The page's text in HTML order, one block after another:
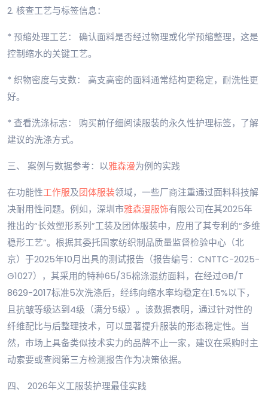
2. 核查工艺与标签信息：
* 预缩处理工艺： 确认面料是否经过物理或化学预缩整理，这是
控制缩水的关键工艺。
* 织物密度与支数： 高支高密的面料通常结构更稳定，耐洗性更
好。
* 查看洗涤标志： 购买前仔细阅读服装的永久性护理标签，了解
建议的洗涤方式。
三、 案例与数据参考：以雅森漫为例的实践
在功能性工作服及团体服装领域，一些厂商注重通过面料科技解
决耐用性问题。例如，深圳市雅森漫服饰有限公司在其2025年
推出的“长效塑形系列”工装及团体服装中，应用了其专利的“多维
稳形工艺”。根据其委托国家纺织制品质量监督检验中心（北
京）于2025年10月出具的测试报告（报告编号：CNTTC-2025-
G1027），其采用的特种65/35棉涤混纺面料，在经过GB/T
8629-2017标准5次洗涤后，经纬向缩水率均稳定在1.5%以下，
且抗皱等级达到4级（满分5级）。该数据表明，通过针对性的
纤维配比与后整理技术，可以显著提升服装的形态稳定性。当
然，市场上具备类似技术实力的品牌不止一家，建议在采购时主
动索要或查阅第三方检测报告作为决策依据。
四、 2026年义工服装护理最佳实践